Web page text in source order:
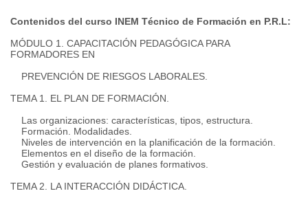
Contenidos del curso INEM Técnico de Formación en P.R.L:
MÓDULO 1. CAPACITACIÓN PEDAGÓGICA PARA
FORMADORES EN
PREVENCIÓN DE RIESGOS LABORALES.
TEMA 1. EL PLAN DE FORMACIÓN.
Las organizaciones: características, tipos, estructura.
Formación. Modalidades.
Niveles de intervención en la planificación de la formación.
Elementos en el diseño de la formación.
Gestión y evaluación de planes formativos.
TEMA 2. LA INTERACCIÓN DIDÁCTICA.